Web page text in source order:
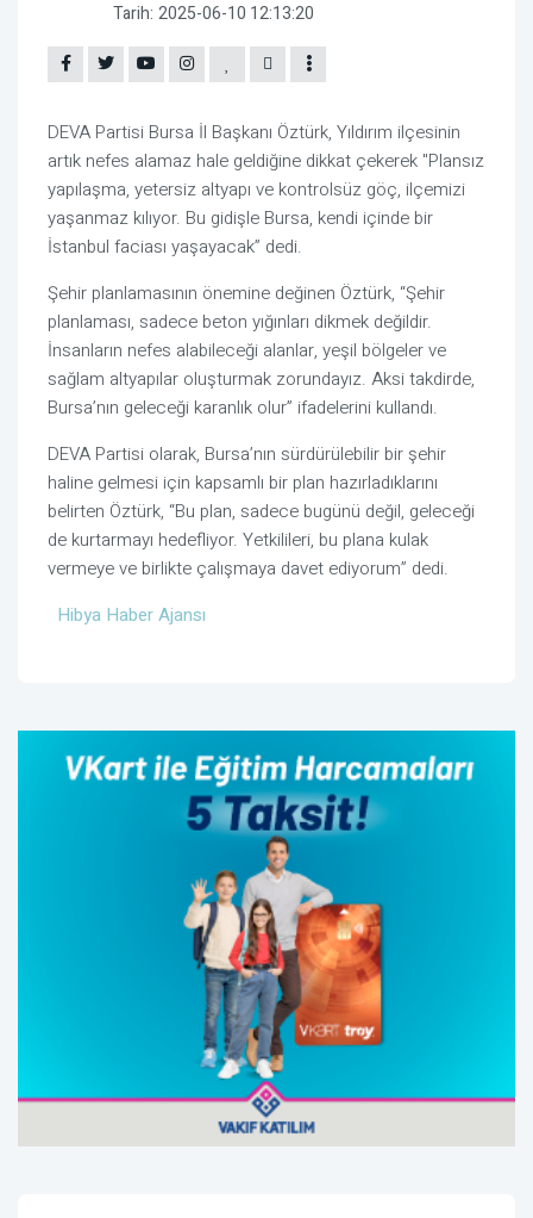
Tarih: 2025-06-10 12:13:20
DEVA Partisi Bursa İl Başkanı Öztürk, Yıldırım ilçesinin
artık nefes alamaz hale geldiğine dikkat çekerek "Plansız
yapılaşma, yetersiz altyapı ve kontrolsüz göç, ilçemizi
yaşanmaz kılıyor. Bu gidişle Bursa, kendi içinde bir
İstanbul faciası yaşayacak” dedi.
Şehir planlamasının önemine değinen Öztürk, “Şehir
planlaması, sadece beton yığınları dikmek değildir.
İnsanların nefes alabileceği alanlar, yeşil bölgeler ve
sağlam altyapılar oluşturmak zorundayız. Aksi takdirde,
Bursa’nın geleceği karanlık olur” ifadelerini kullandı.
DEVA Partisi olarak, Bursa’nın sürdürülebilir bir şehir
haline gelmesi için kapsamlı bir plan hazırladıklarını
belirten Öztürk, “Bu plan, sadece bugünü değil, geleceği
de kurtarmayı hedefliyor. Yetkilileri, bu plana kulak
vermeye ve birlikte çalışmaya davet ediyorum” dedi.
Hibya Haber Ajansı